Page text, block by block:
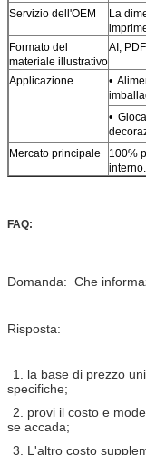
Servizio dell'OEM
La
Formato del
materiale illustrativo
AI,
Applicazione
•
•
Mercato principale
100%
interno.
FAQ:
Domanda: Che
Risposta:
1. la base di prezzo
specifiche;
2. provi il costo e
se accada;
3. L'altro costo